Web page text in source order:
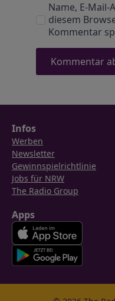
Name, E-Mail-
diesem
Kommentar
Infos
Werben
Newsletter
Gewinnspielrichtlinie
Jobs für NRW
The Radio Group
Apps